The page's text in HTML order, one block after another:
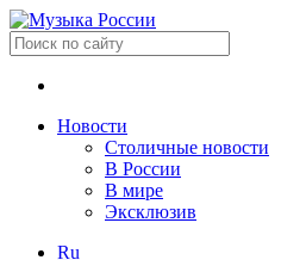
Новости
Столичные новости
В России
В мире
Эксклюзив
Ru